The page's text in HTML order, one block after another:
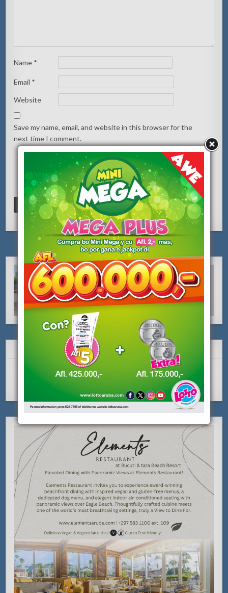
Name *
Email *
Website
Save my name, email, and website in this browser for the
next time I comment.
SUBSCRIBE Y LIKE NOS!